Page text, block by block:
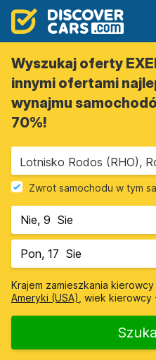
Wyszukaj oferty
innymi ofertami
wynajmu
70%!
Lotnisko Rodos (RHO),
Zwrot samochodu w tym
Krajem zamieszkania
Ameryki (USA) , wiek kierowcy